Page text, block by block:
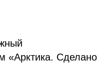
«Арктика. Сделано